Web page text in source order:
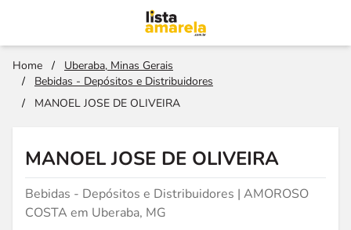
Home /
Uberaba, Minas Gerais
/
Bebidas - Depósitos e Distribuidores
/
MANOEL JOSE DE OLIVEIRA
MANOEL JOSE DE OLIVEIRA
Bebidas - Depósitos e Distribuidores | AMOROSO
COSTA em Uberaba, MG